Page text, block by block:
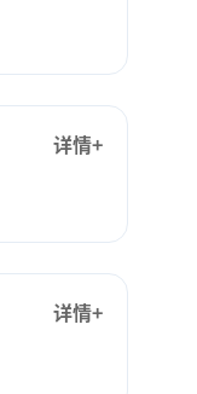
详情+
详情+